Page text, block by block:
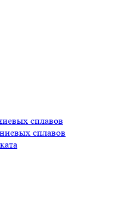
сплавов
сплавов